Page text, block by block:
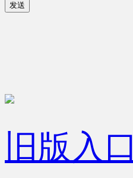
发送
旧版入口